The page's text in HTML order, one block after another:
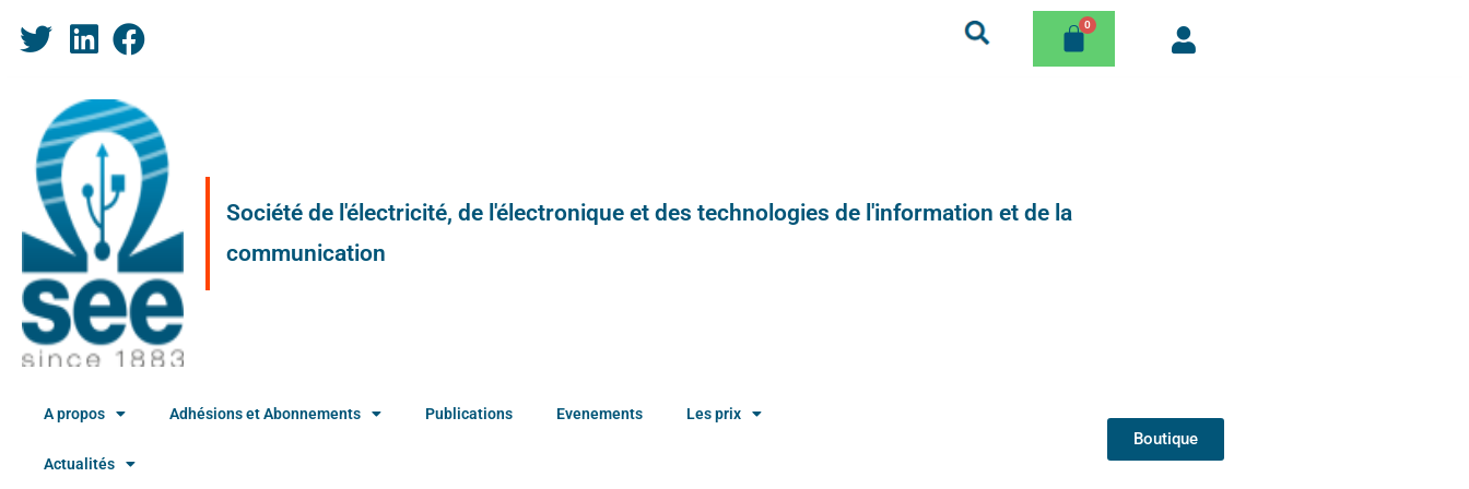
Société de l'électricité, de l'électronique et des technologies de l'information et de la
communication
A propos Adhésions et Abonnements Publications Evenements Les prix
Actualités
Boutique